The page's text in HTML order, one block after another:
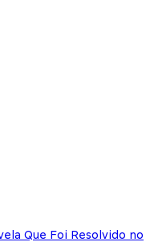
Que Foi Resolvido no